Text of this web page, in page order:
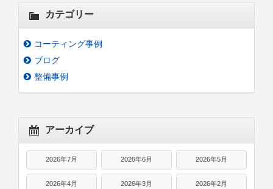
カテゴリー
コーティング事例
ブログ
整備事例
アーカイブ
2026年7月 2026年6月 2026年5月
2026年4月 2026年3月 2026年2月